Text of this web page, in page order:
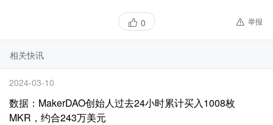
0 举报
相关快讯
2024-03-10
数据：MakerDAO创始人过去24小时累计买入1008枚
MKR，约合243万美元